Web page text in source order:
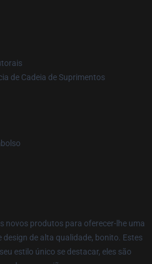
de Cadeia de Suprimentos
novos produtos para oferecer-lhe uma
design de alta qualidade, bonito. Estes
estilo único se destacar, eles são